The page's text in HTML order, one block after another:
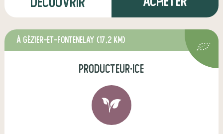
à Gézier-et-Fontenelay (17,2 km)
producteur·ice